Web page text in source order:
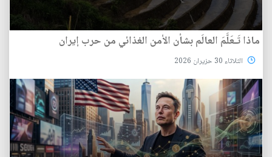
ماذا تَـعَلَّمَ العالَم بشأن الأمن الغذائي من حرب إيران
الثلاثاء 30 حزيران 2026